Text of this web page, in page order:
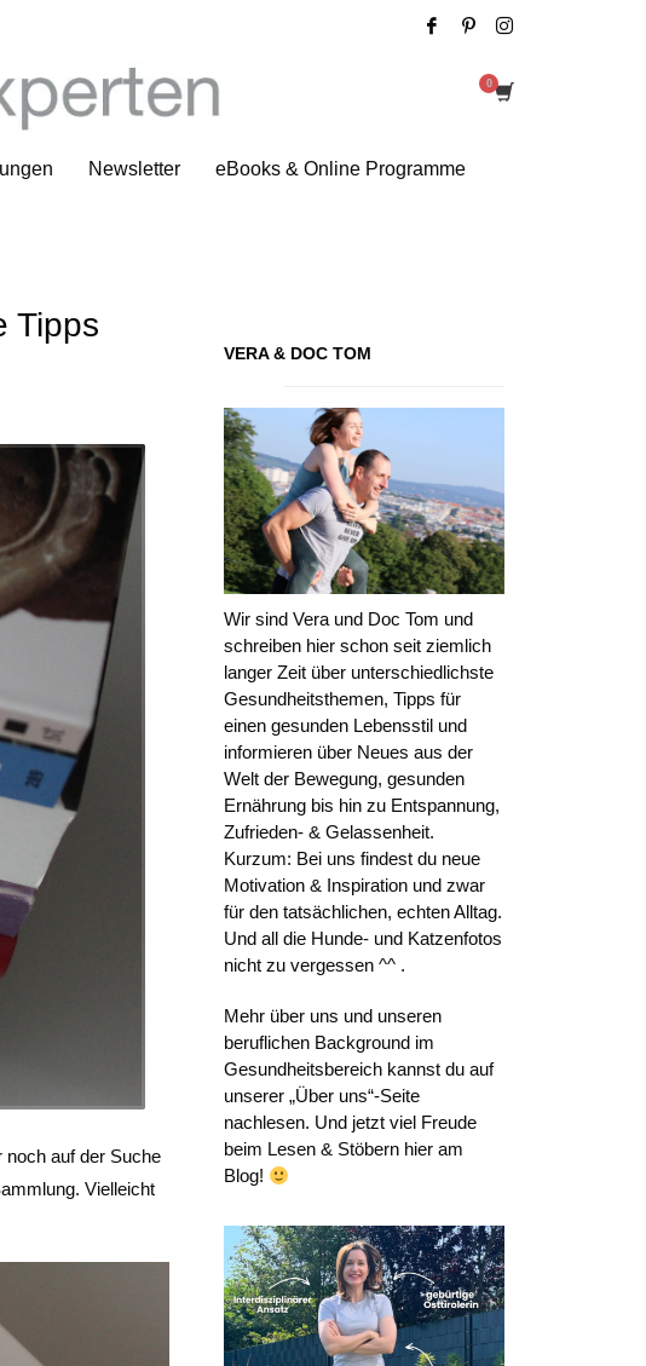
Newsletter eBooks & Online Programme
guten Urlaubslektüre – Unsere Tipps
Tipps
noch auf der Suche
Vielleicht
VERA & DOC TOM
Wir sind Vera und Doc Tom und
schreiben hier schon seit ziemlich
langer Zeit über unterschiedlichste
Gesundheitsthemen, Tipps für
einen gesunden Lebensstil und
informieren über Neues aus der
Welt der Bewegung, gesunden
Ernährung bis hin zu Entspannung,
Zufrieden- & Gelassenheit.
Kurzum: Bei uns findest du neue
Motivation & Inspiration und zwar
für den tatsächlichen, echten Alltag.
Und all die Hunde- und Katzenfotos
nicht zu vergessen ^^ .
Mehr über uns und unseren
beruflichen Background im
Gesundheitsbereich kannst du auf
unserer „Über uns“-Seite
nachlesen. Und jetzt viel Freude
beim Lesen & Stöbern hier am
Blog!